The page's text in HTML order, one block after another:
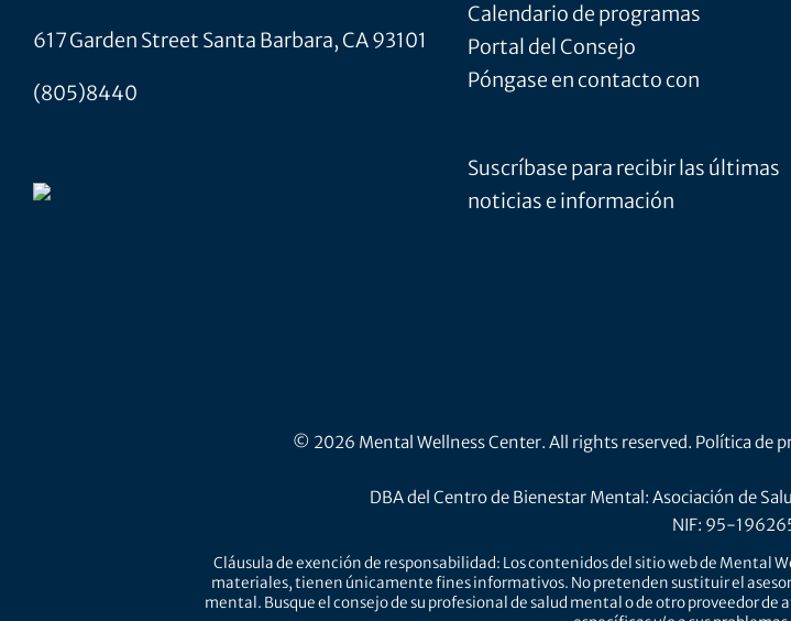
617 Garden Street Santa Barbara, CA 93101
(805)8440
Calendario de programas
Portal del Consejo
Póngase en contacto con
Suscríbase para recibir las últimas
noticias e información
© 2026 Mental Wellness Center. All rights reserved. Política de
DBA del Centro de Bienestar Mental: Asociación de
NIF: 95-
Cláusula de exención de responsabilidad: Los contenidos del sitio web de Mental
materiales, tienen únicamente fines informativos. No pretenden sustituir el
mental. Busque el consejo de su profesional de salud mental o de otro proveedor